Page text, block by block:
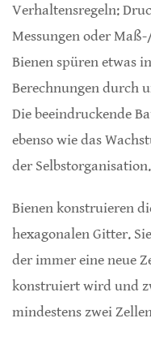
Verhaltensregeln:
Messungen oder
Bienen spüren etwas
Berechnungen durch
Die beeindruckende
ebenso wie das
der Selbstorganisation.
Bienen konstruieren
hexagonalen Gitter.
der immer eine neue
konstruiert wird und
mindestens zwei